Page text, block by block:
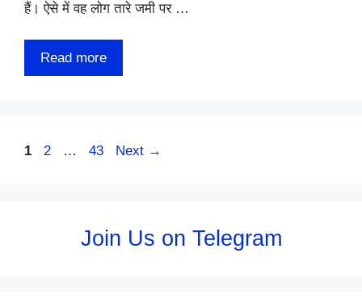
हैं। ऐसे में वह लोग तारे जमी पर …
Read more
Page
1 Page
2 … Page
43 Next →
Join Us on Telegram